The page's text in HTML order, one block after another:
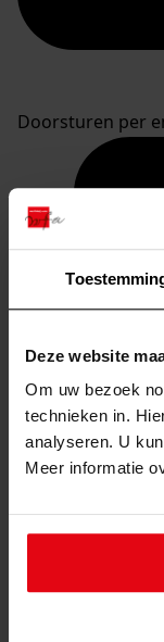
Deze website
Om uw bezoek
technieken in.
analyseren. U
Meer informatie
Doorsturen per